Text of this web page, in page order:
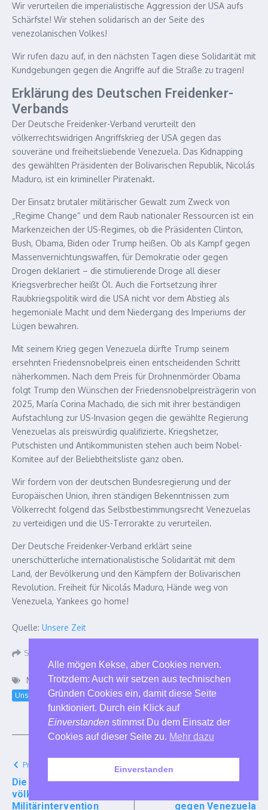
Wir verurteilen die imperialistische Aggression der USA aufs
Schärfste! Wir stehen solidarisch an der Seite des
venezolanischen Volkes!
Wir rufen dazu auf, in den nächsten Tagen diese Solidarität mit
Kundgebungen gegen die Angriffe auf die Straße zu tragen!
Erklärung des Deutschen Freidenker-
Verbands
Der Deutsche Freidenker-Verband verurteilt den
völkerrechtswidrigen Angriffskrieg der USA gegen das
souveräne und freiheitsliebende Venezuela. Das Kidnapping
des gewählten Präsidenten der Bolivarischen Republik, Nicolás
Maduro, ist ein krimineller Piratenakt.
Der Einsatz brutaler militärischer Gewalt zum Zweck von
„Regime Change“ und dem Raub nationaler Ressourcen ist ein
Markenzeichen der US-Regimes, ob die Präsidenten Clinton,
Bush, Obama, Biden oder Trump heißen. Ob als Kampf gegen
Massenvernichtungswaffen, für Demokratie oder gegen
Drogen deklariert – die stimulierende Droge all dieser
Kriegsverbrecher heißt Öl. Auch die Fortsetzung ihrer
Raubkriegspolitik wird die USA nicht vor dem Abstieg als
hegemoniale Macht und dem Niedergang des Imperiums der
Lügen bewahren.
Mit seinem Krieg gegen Venezuela dürfte Trump seinem
ersehnten Friedensnobelpreis einen entscheidenden Schritt
näherkommen. Nach dem Preis für Drohnenmörder Obama
folgt Trump den Wünschen der Friedensnobelpreisträgerin von
2025, María Corina Machado, die sich mit ihrer beständigen
Aufstachlung zur US-Invasion gegen die gewählte Regierung
Venezuelas als preiswürdig qualifizierte. Kriegshetzer,
Putschisten und Antikommunisten stehen auch beim Nobel-
Komitee auf der Beliebtheitsliste ganz oben.
Wir fordern von der deutschen Bundesregierung und der
Europäischen Union, ihren ständigen Bekenntnissen zum
Völkerrecht folgend das Selbstbestimmungsrecht Venezuelas
zu verteidigen und die US-Terrorakte zu verurteilen.
Der Deutsche Freidenker-Verband erklärt seine
unerschütterliche internationalistische Solidarität mit dem
Land, der Bevölkerung und den Kämpfern der Bolivarischen
Revolution. Freiheit für Nicolás Maduro, Hände weg von
Venezuela, Yankees go home!
Quelle: Unsere Zeit
Share Article
Markiert: Bombenangriffe Kuba
Nicolás Maduro
Unsere Zeit
USA Venezuela
Previous Article
Die IPPNW verurteilt
völkerrechtswidrige
Militärintervention
Next Article
ITF verurteilt militärische
gegen Venezuela
Alle mögen Kekse, aber Cookies nerven.
Trotzdem: Auch wir setzen aus technischen
Gründen Cookies ein, damit diese Seite
funktioniert. Durch ein Klick auf
Einverstanden stimmst Du dem Einsatz der
Cookies auf dieser Seite zu. Mehr dazu
Einverstanden